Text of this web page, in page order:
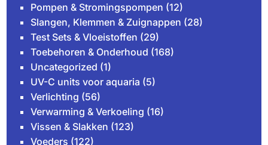
Pompen & Stromingspompen (12)
Slangen, Klemmen & Zuignappen (28)
Test Sets & Vloeistoffen (29)
Toebehoren & Onderhoud (168)
Uncategorized (1)
UV-C units voor aquaria (5)
Verlichting (56)
Verwarming & Verkoeling (16)
Vissen & Slakken (123)
Voeders (122)